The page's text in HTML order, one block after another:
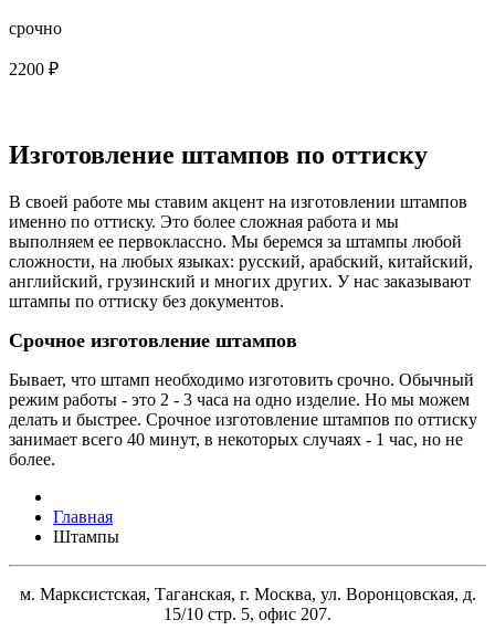
срочно
2200 ₽
Изготовление штампов по оттиску
В своей работе мы ставим акцент на изготовлении штампов
именно по оттиску. Это более сложная работа и мы
выполняем ее первоклассно. Мы беремся за штампы любой
сложности, на любых языках: русский, арабский, китайский,
английский, грузинский и многих других. У нас заказывают
штампы по оттиску без документов.
Срочное изготовление штампов
Бывает, что штамп необходимо изготовить срочно. Обычный
режим работы - это 2 - 3 часа на одно изделие. Но мы можем
делать и быстрее. Срочное изготовление штампов по оттиску
занимает всего 40 минут, в некоторых случаях - 1 час, но не
более.
Главная
Штампы
м. Марксистская, Таганская, г. Москва, ул. Воронцовская, д.
15/10 стр. 5, офис 207.